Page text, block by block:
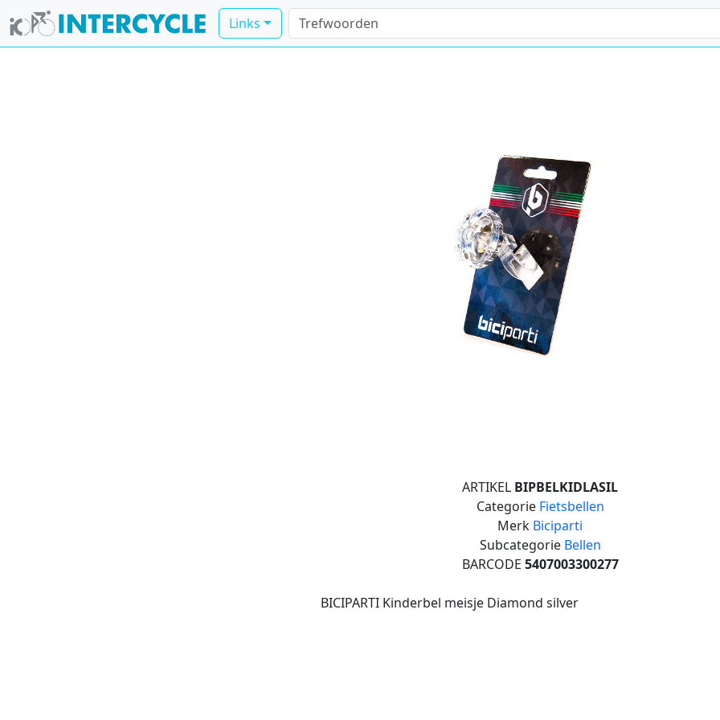
Links
ARTIKEL BIPBELKIDLASIL
Categorie Fietsbellen
Merk Biciparti
Subcategorie Bellen
BARCODE 5407003300277
BICIPARTI Kinderbel meisje Diamond silver